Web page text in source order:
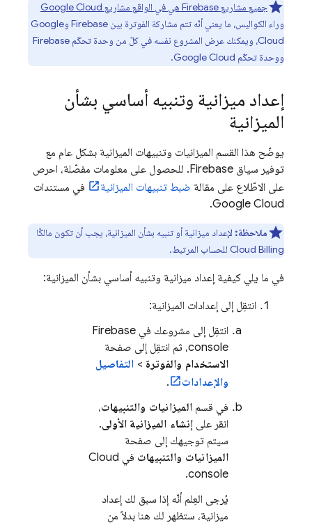
جميع مشاريع Firebase هي في الواقع مشاريع
Google Cloud
وراء الكواليس، ما يعني أنّه تتم مشاركة الفوترة بين Firebase و
Google
Cloud، ويمكنك عرض المشروع نفسه في كلّ من وحدة تحكّم Firebase
ووحدة تحكّم Google Cloud
.
إعداد ميزانية وتنبيه أساسي بشأن
الميزانية
يوضّح هذا القسم الميزانيات وتنبيهات الميزانية بشكل عام مع
توفير سياق Firebase. للحصول على معلومات مفصّلة، احرص
على الاطّلاع على مقالة ضبط تنبيهات الميزانية
في مستندات
Google Cloud
.
ملاحظة: لإعداد ميزانية أو تنبيه بشأن الميزانية، يجب أن تكون مالكًا
Cloud Billing للحساب المرتبط.
في ما يلي كيفية إعداد ميزانية وتنبيه أساسي بشأن الميزانية:
انتقِل إلى إعدادات الميزانية:
انتقِل إلى مشروعك في Firebase
console، ثم انتقِل إلى صفحة
الاستخدام والفوترة > التفاصيل
والإعدادات
.
في قسم الميزانيات والتنبيهات،
انقر على إنشاء الميزانية الأولى.
سيتم توجيهك إلى صفحة
الميزانيات والتنبيهات في Cloud
console.
يُرجى العِلم أنّه إذا سبق لك إعداد
ميزانية، ستظهر لك هنا بدلاً من